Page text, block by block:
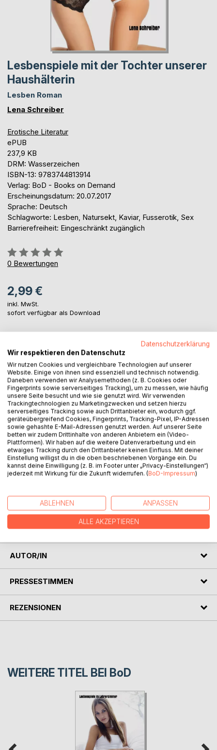
Lesbenspiele mit der Tochter unserer
Haushälterin
Lesben Roman
Lena Schreiber
Erotische Literatur
ePUB
237,9 KB
DRM: Wasserzeichen
ISBN-13: 9783744813914
Verlag: BoD - Books on Demand
Erscheinungsdatum: 20.07.2017
Sprache: Deutsch
Schlagworte: Lesben, Natursekt, Kaviar, Fusserotik, Sex
Barrierefreiheit: Eingeschränkt zugänglich
Bewertung::
0%
0 Bewertungen
2,99 €
inkl. MwSt.
sofort verfügbar als Download
Auf die Merkliste
Titel bewerten
BESCHREIBUNG
Scheidung eine Haushälterin brauchte, musste aber
unbedingt noch ihre Tochter bei uns einziehen? Die
anfängliche Antipathie wich ganz schnell in eine gefährliche
Leidenschaft!
AUTOR/IN
PRESSESTIMMEN
REZENSIONEN
WEITERE TITEL BEI BoD
Datenschutzerklärung
Wir respektieren den Datenschutz
Wir nutzen Cookies und vergleichbare Technologien auf unserer
Website. Einige von ihnen sind essenziell und technisch notwendig.
Daneben verwenden wir Analysemethoden (z. B. Cookies oder
Fingerprints sowie serverseitiges Tracking), um zu messen, wie häufig
unsere Seite besucht und wie sie genutzt wird. Wir verwenden
Trackingtechnologien zu Marketingzwecken und setzen hierzu
serverseitiges Tracking sowie auch Drittanbieter ein, wodurch ggf.
geräteübergreifend Cookies, Fingerprints, Tracking-Pixel, IP-Adressen
sowie gehashte E-Mail-Adressen genutzt werden. Auf unserer Seite
betten wir zudem Drittinhalte von anderen Anbietern ein (Video-
Plattformen). Wir haben auf die weitere Datenverarbeitung und ein
etwaiges Tracking durch den Drittanbieter keinen Einfluss. Mit deiner
Einstellung willigst du in die oben beschriebenen Vorgänge ein. Du
kannst deine Einwilligung (z. B. im Footer unter „Privacy-Einstellungen“)
jederzeit mit Wirkung für die Zukunft widerrufen. (BoD-Impressum)
ABLEHNEN ANPASSEN
ALLE AKZEPTIEREN